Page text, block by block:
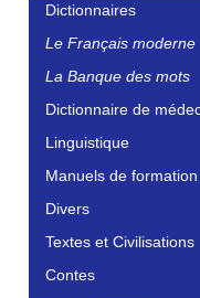
Dictionnaires
Le Français moderne
La Banque des mots
Dictionnaire de
Linguistique
Manuels de formation
Divers
Textes et Civilisations
Contes